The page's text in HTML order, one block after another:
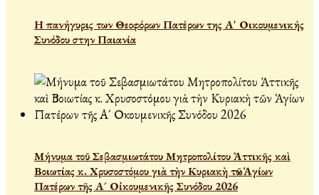
Η πανήγυρις των Θεοφόρων Πατέρων της Α' Οικουμενικής
Συνόδου στην Παιανία
Μήνυμα τοῦ Σεβασμιωτάτου Μητροπολίτου Ἀττικῆς καὶ
Βοιωτίας κ. Χρυσοστόμου γιὰ τὴν Κυριακὴ τῶν Ἁγίων
Πατέρων τῆς Α´ Οἰκουμενικῆς Συνόδου 2026